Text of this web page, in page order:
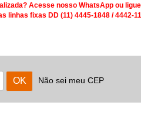
Acesse nosso WhatsApp ou
linhas fixas DD (11) 4445-1848 / 4442-
Não sei meu CEP